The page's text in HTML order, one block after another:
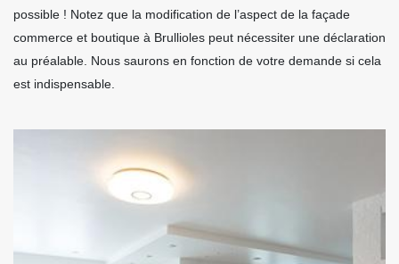
possible ! Notez que la modification de l’aspect de la façade
commerce et boutique à Brullioles peut nécessiter une déclaration
au préalable. Nous saurons en fonction de votre demande si cela
est indispensable.